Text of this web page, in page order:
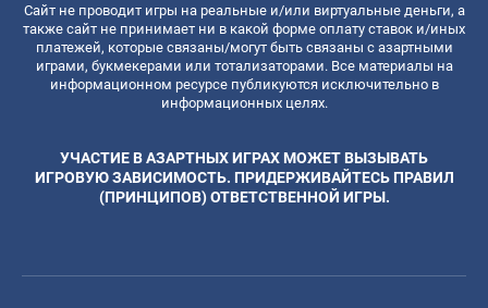
Сайт не проводит игры на реальные и/или виртуальные деньги, а
также сайт не принимает ни в какой форме оплату ставок и/иных
платежей, которые связаны/могут быть связаны с азартными
играми, букмекерами или тотализаторами. Все материалы на
информационном ресурсе публикуются исключительно в
информационных целях.
УЧАСТИЕ В АЗАРТНЫХ ИГРАХ МОЖЕТ ВЫЗЫВАТЬ
ИГРОВУЮ ЗАВИСИМОСТЬ. ПРИДЕРЖИВАЙТЕСЬ ПРАВИЛ
(ПРИНЦИПОВ) ОТВЕТСТВЕННОЙ ИГРЫ.